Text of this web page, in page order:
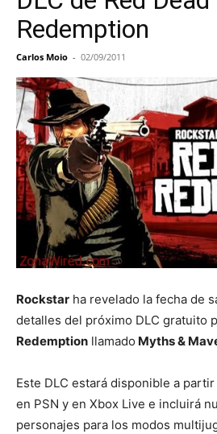
Redemption
Carlos Moio - 02/09/2011
Rockstar ha revelado la fecha de
detalles del próximo DLC gratuito
Redemption llamado Myths &
Este DLC estará disponible a
en PSN y en Xbox Live e incluirá
personajes para los modos